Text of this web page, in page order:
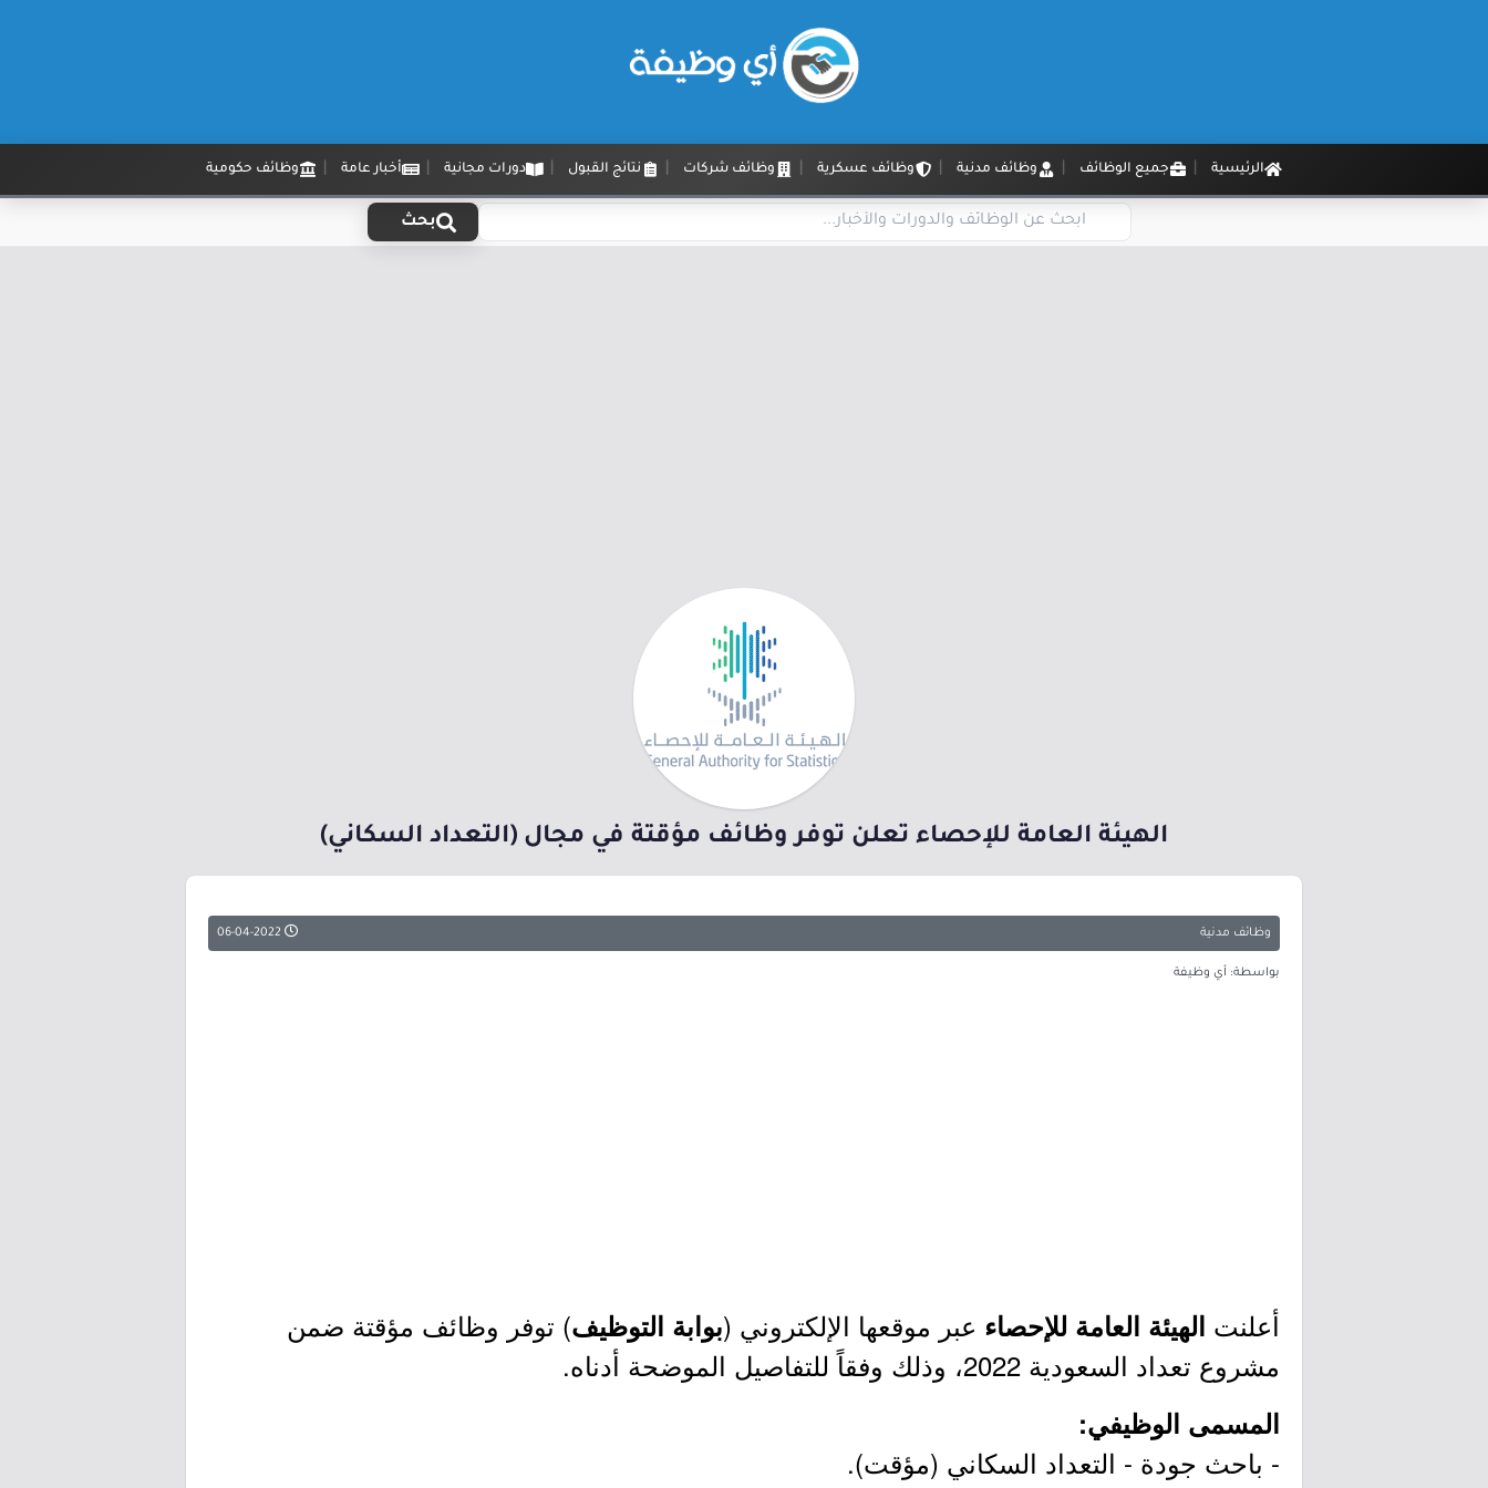
الرئيسية جميع الوظائف وظائف مدنية وظائف عسكرية وظائف شركات نتائج القبول دورات مجانية أخبار عامة وظائف حكومية
بحث
الهيئة العامة للإحصاء تعلن توفر وظائف مؤقتة في مجال (التعداد السكاني)
وظائف مدنية
بواسطة: أي وظيفة
أعلنت الهيئة العامة للإحصاء عبر موقعها الإلكتروني (بوابة التوظيف) توفر وظائف مؤقتة ضمن
مشروع تعداد السعودية 2022، وذلك وفقاً للتفاصيل الموضحة أدناه.
المسمى الوظيفي:
- باحث جودة - التعداد السكاني (مؤقت).